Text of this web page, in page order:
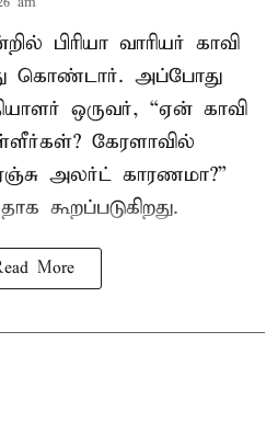
பிரியா வாரியர் காவி
கொண்டார். அப்போது
ஒருவர், “ஏன் காவி
கேரளாவில்
அலர்ட் காரணமா?”
கூறப்படுகிறது.
More